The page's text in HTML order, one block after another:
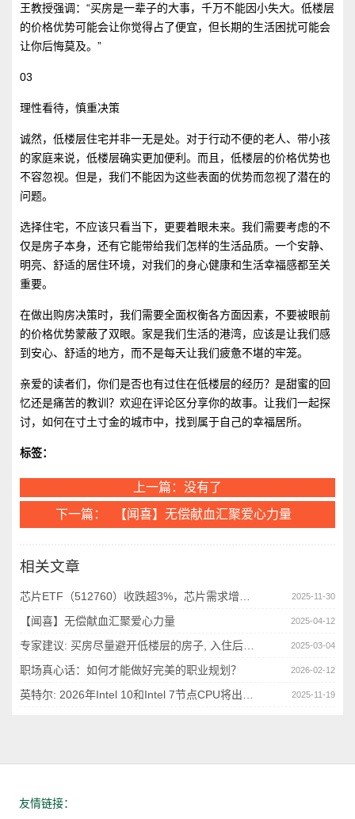
王教授强调：“买房是一辈子的大事，千万不能因小失大。低楼层
的价格优势可能会让你觉得占了便宜，但长期的生活困扰可能会
让你后悔莫及。”
03
理性看待，慎重决策
诚然，低楼层住宅并非一无是处。对于行动不便的老人、带小孩
的家庭来说，低楼层确实更加便利。而且，低楼层的价格优势也
不容忽视。但是，我们不能因为这些表面的优势而忽视了潜在的
问题。
选择住宅，不应该只看当下，更要着眼未来。我们需要考虑的不
仅是房子本身，还有它能带给我们怎样的生活品质。一个安静、
明亮、舒适的居住环境，对我们的身心健康和生活幸福感都至关
重要。
在做出购房决策时，我们需要全面权衡各方面因素，不要被眼前
的价格优势蒙蔽了双眼。家是我们生活的港湾，应该是让我们感
到安心、舒适的地方，而不是每天让我们疲惫不堪的牢笼。
亲爱的读者们，你们是否也有过住在低楼层的经历？是甜蜜的回
忆还是痛苦的教训？欢迎在评论区分享你的故事。让我们一起探
讨，如何在寸土寸金的城市中，找到属于自己的幸福居所。
标签：
上一篇：没有了
下一篇：
【闻喜】无偿献血汇聚爱心力量
相关文章
2025-11-30
2025-04-12
【闻喜】无偿献血汇聚爱心力量
2025-03-04
2026-02-12
职场真心话：如何才能做好完美的职业规划？
2025-11-19
友情链接：